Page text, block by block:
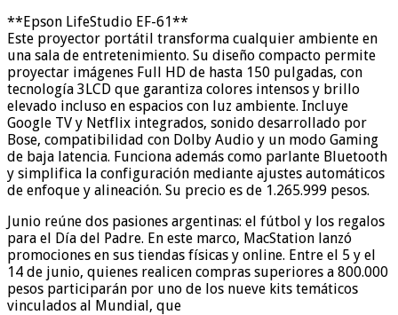
**Epson LifeStudio EF-61**
Este proyector portátil transforma cualquier ambiente en
una sala de entretenimiento. Su diseño compacto permite
proyectar imágenes Full HD de hasta 150 pulgadas, con
tecnología 3LCD que garantiza colores intensos y brillo
elevado incluso en espacios con luz ambiente. Incluye
Google TV y Netflix integrados, sonido desarrollado por
Bose, compatibilidad con Dolby Audio y un modo Gaming
de baja latencia. Funciona además como parlante Bluetooth
y simplifica la configuración mediante ajustes automáticos
de enfoque y alineación. Su precio es de 1.265.999 pesos.
Junio reúne dos pasiones argentinas: el fútbol y los regalos
para el Día del Padre. En este marco, MacStation lanzó
promociones en sus tiendas físicas y online. Entre el 5 y el
14 de junio, quienes realicen compras superiores a 800.000
pesos participarán por uno de los nueve kits temáticos
vinculados al Mundial, que